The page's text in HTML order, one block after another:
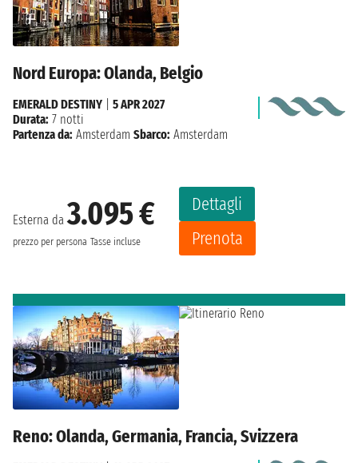
Nord Europa: Olanda, Belgio
Esterna da3.095 €
prezzo per persona Tasse incluse
Dettagli
Prenota
EMERALD DESTINY
5 APR 2027
Durata: 7 notti
Partenza da: Amsterdam Sbarco: Amsterdam
Reno: Olanda, Germania, Francia, Svizzera